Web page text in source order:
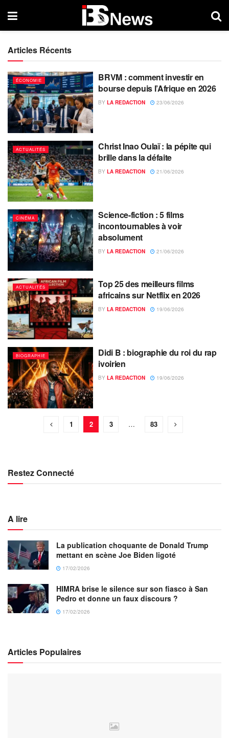
Articles Récents
ÉCONOMIE
BRVM : comment investir en
bourse depuis l’Afrique en 2026
BY LA REDACTION 23/06/2026
ACTUALITÉS
Christ Inao Oulaï : la pépite qui
brille dans la défaite
BY LA REDACTION 21/06/2026
CINÉMA
Science-fiction : 5 films
incontournables à voir
absolument
BY LA REDACTION 21/06/2026
ACTUALITÉS
Top 25 des meilleurs films
africains sur Netflix en 2026
BY LA REDACTION 19/06/2026
BIOGRAPHIE
Didi B : biographie du roi du rap
ivoirien
BY LA REDACTION 19/06/2026
1 2 3 … 83
Restez Connecté
A lire
La publication choquante de Donald Trump
mettant en scène Joe Biden ligoté
17/02/2026
HIMRA brise le silence sur son fiasco à San
Pedro et donne un faux discours ?
17/02/2026
Articles Populaires